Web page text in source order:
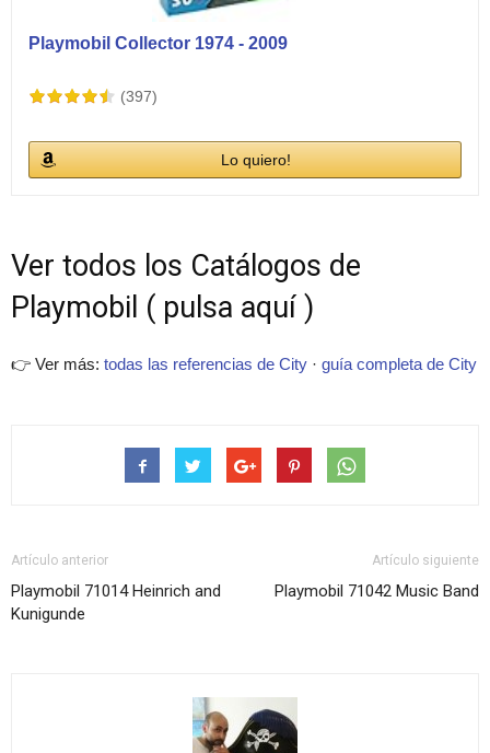
Playmobil Collector 1974 - 2009
(397)
Lo quiero!
Ver todos los Catálogos de
Playmobil ( pulsa aquí )
👉 Ver más: todas las referencias de City · guía completa de City
Artículo anterior
Playmobil 71014 Heinrich and
Kunigunde
Artículo siguiente
Playmobil 71042 Music Band